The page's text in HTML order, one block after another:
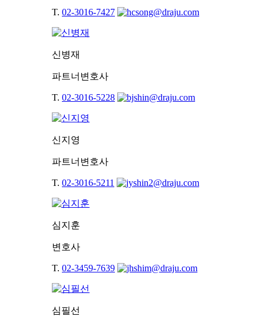
T. 02-3016-7427
신병재
파트너변호사
T. 02-3016-5228
신지영
파트너변호사
T. 02-3016-5211
심지훈
변호사
T. 02-3459-7639
심필선